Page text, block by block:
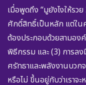
เมื่อพูดถึง “มูยังไงให้รว
ศักดิ์สิทธิ์เป็นหลัก แต่ใน
ต้องประกอบด้วยสามอง
พิธีกรรม และ (3) การล
ศรัทธาและพลังงานบวก
หรือไม่ ขึ้นอยู่กับว่าเราจ